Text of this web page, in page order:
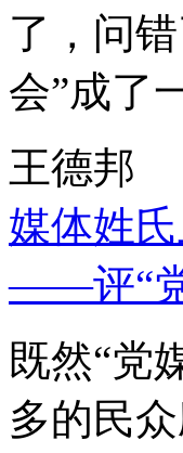
了，问
会”成了
王德邦
媒体姓
——评“
既然“党
多的民